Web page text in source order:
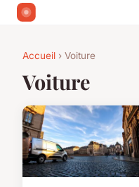
Accueil › Voiture
Voiture